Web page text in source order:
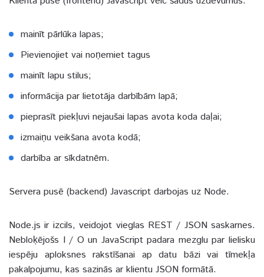
mainīt pārlūka lapas;
Pievienojiet vai noņemiet tagus
mainīt lapu stilus;
informācija par lietotāja darbībām lapā;
pieprasīt piekļuvi nejaušai lapas avota koda daļai;
izmaiņu veikšana avota kodā;
darbība ar sīkdatnēm.
Servera pusē (backend) Javascript darbojas uz Node.
Node.js ir izcils, veidojot vieglas REST / JSON saskarnes.
Nebloķējošs I / O un JavaScript padara mezglu par lielisku
iespēju aploksnes rakstīšanai ap datu bāzi vai tīmekļa
pakalpojumu, kas sazinās ar klientu JSON formātā.